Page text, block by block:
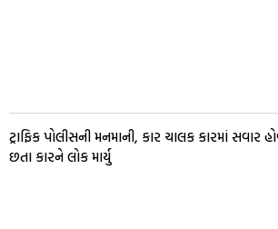
ટ્રાફિક પોલીસની મનમાની, કાર ચાલક કારમાં સવાર
છતા કારને લોક માર્યુ